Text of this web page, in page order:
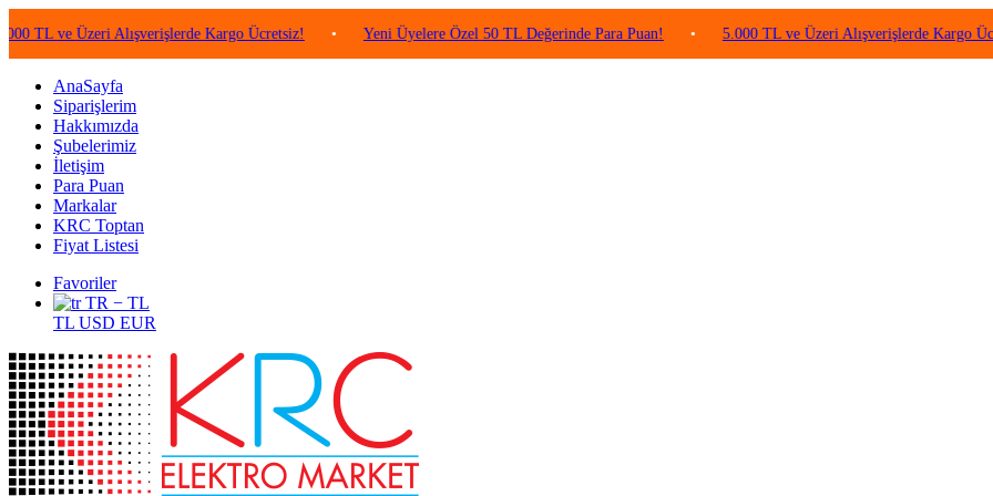
Üzeri Alışverişlerde Kargo Ücretsiz! • Yeni Üyelere Özel 50 TL Değerinde Para Puan! • 5.000 TL ve Üzeri Alışverişlerde Kargo Ücretsiz!
AnaSayfa
Siparişlerim
Hakkımızda
Şubelerimiz
İletişim
Para Puan
Markalar
KRC Toptan
Fiyat Listesi
Favoriler
TR − TL
TL USD EUR